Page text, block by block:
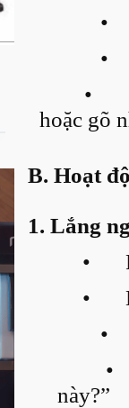
•
•
•
hoặc gõ
B. Hoạt
1. Lắng
•
•
•
•
này?”